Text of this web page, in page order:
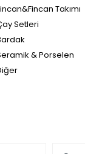
Takımı
Setleri
& Porselen